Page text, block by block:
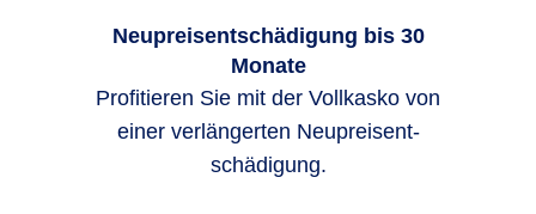
Neupreisentschädigung bis 30
Monate
Profi­tieren Sie mit der Voll­kasko von
einer ver­länger­ten Neu­preis­ent­
schädigung.